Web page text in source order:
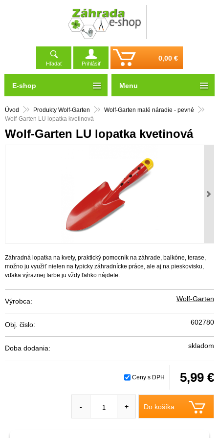
Hľadať Prihlásiť
0,00 €
Úvod Produkty Wolf-Garten
Wolf-Garten malé náradie - pevné
Wolf-Garten LU lopatka kvetinová
Wolf-Garten LU lopatka kvetinová
Záhradná lopatka na kvety, praktický pomocník na záhrade, balkóne, terase,
možno ju využiť nielen na typicky záhradnícke práce, ale aj na pieskovisku,
vďaka výraznej farbe ju vždy ľahko nájdete.
Výrobca: Wolf-Garten
Obj. čislo: 602780
Doba dodania: skladom
Ceny s DPH 5,99 €
Do košíka
- +
E-shop Menu